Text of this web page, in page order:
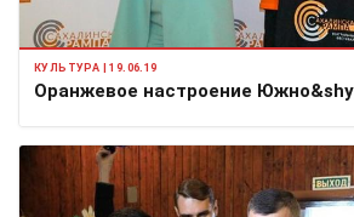
КУЛЬТУРА | 19.06.19
Оранжевое настроение